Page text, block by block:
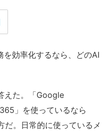
効率化するなら、どのAI
えた。「Google
」を使っているなら
。日常的に使っているメ